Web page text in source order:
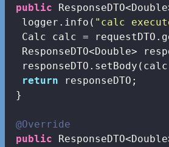
public
  logger.info(
"calc
Calc calc =
ResponseDTO<Double>
return responseDTO;
}
@Override
public